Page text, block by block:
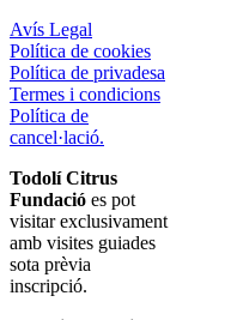
Avís Legal
Política de cookies
Política de privadesa
Termes i condicions
Política de
cancel·lació.
Todolí Citrus
Fundació es pot
visitar exclusivament
amb visites guiades
sota prèvia
inscripció.